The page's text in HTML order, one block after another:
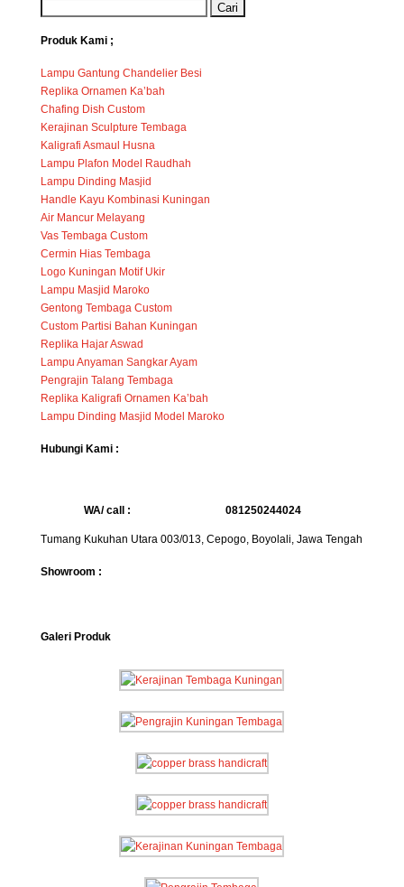
Produk Kami ;
Lampu Gantung Chandelier Besi
Replika Ornamen Ka’bah
Chafing Dish Custom
Kerajinan Sculpture Tembaga
Kaligrafi Asmaul Husna
Lampu Plafon Model Raudhah
Lampu Dinding Masjid
Handle Kayu Kombinasi Kuningan
Air Mancur Melayang
Vas Tembaga Custom
Cermin Hias Tembaga
Logo Kuningan Motif Ukir
Lampu Masjid Maroko
Gentong Tembaga Custom
Custom Partisi Bahan Kuningan
Replika Hajar Aswad
Lampu Anyaman Sangkar Ayam
Pengrajin Talang Tembaga
Replika Kaligrafi Ornamen Ka’bah
Lampu Dinding Masjid Model Maroko
Hubungi Kami :
WA/ call : 081250244024
Tumang Kukuhan Utara 003/013, Cepogo, Boyolali, Jawa Tengah
Showroom :
Galeri Produk